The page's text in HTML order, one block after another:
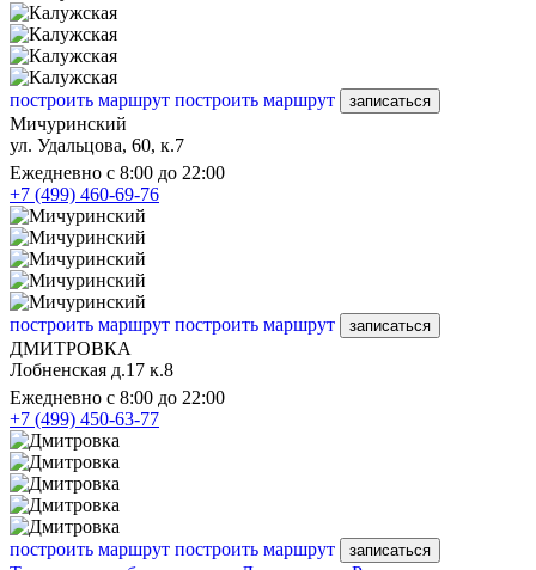
построить маршрут построить маршрут записаться
Мичуринский
ул. Удальцова, 60, к.7
Ежедневно с 8:00 до 22:00
+7 (499) 460-69-76
построить маршрут построить маршрут записаться
ДМИТРОВКА
Лобненская д.17 к.8
Ежедневно с 8:00 до 22:00
+7 (499) 450-63-77
построить маршрут построить маршрут записаться